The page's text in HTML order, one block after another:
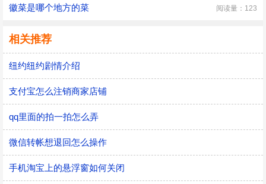
徽菜是哪个地方的菜 阅读量：123
相关推荐
纽约纽约剧情介绍
支付宝怎么注销商家店铺
qq里面的拍一拍怎么弄
微信转帐想退回怎么操作
手机淘宝上的悬浮窗如何关闭